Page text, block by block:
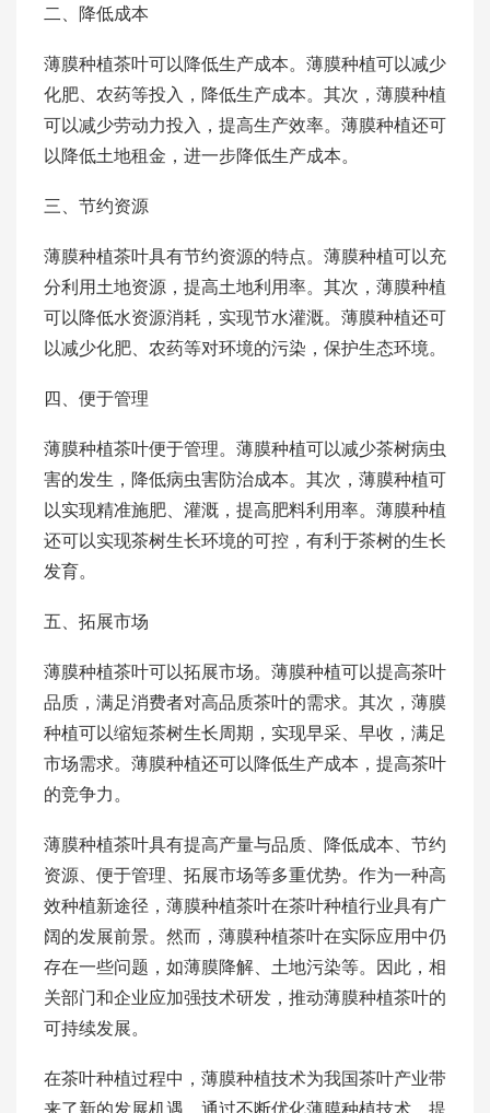
二、降低成本
薄膜种植茶叶可以降低生产成本。薄膜种植可以减少
化肥、农药等投入，降低生产成本。其次，薄膜种植
可以减少劳动力投入，提高生产效率。薄膜种植还可
以降低土地租金，进一步降低生产成本。
三、节约资源
薄膜种植茶叶具有节约资源的特点。薄膜种植可以充
分利用土地资源，提高土地利用率。其次，薄膜种植
可以降低水资源消耗，实现节水灌溉。薄膜种植还可
以减少化肥、农药等对环境的污染，保护生态环境。
四、便于管理
薄膜种植茶叶便于管理。薄膜种植可以减少茶树病虫
害的发生，降低病虫害防治成本。其次，薄膜种植可
以实现精准施肥、灌溉，提高肥料利用率。薄膜种植
还可以实现茶树生长环境的可控，有利于茶树的生长
发育。
五、拓展市场
薄膜种植茶叶可以拓展市场。薄膜种植可以提高茶叶
品质，满足消费者对高品质茶叶的需求。其次，薄膜
种植可以缩短茶树生长周期，实现早采、早收，满足
市场需求。薄膜种植还可以降低生产成本，提高茶叶
的竞争力。
薄膜种植茶叶具有提高产量与品质、降低成本、节约
资源、便于管理、拓展市场等多重优势。作为一种高
效种植新途径，薄膜种植茶叶在茶叶种植行业具有广
阔的发展前景。然而，薄膜种植茶叶在实际应用中仍
存在一些问题，如薄膜降解、土地污染等。因此，相
关部门和企业应加强技术研发，推动薄膜种植茶叶的
可持续发展。
在茶叶种植过程中，薄膜种植技术为我国茶叶产业带
来了新的发展机遇。通过不断优化薄膜种植技术，提